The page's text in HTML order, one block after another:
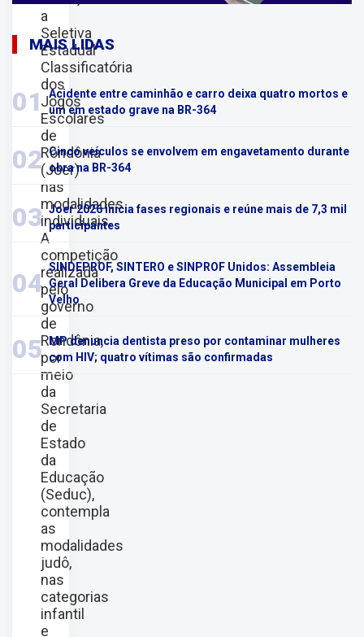
a
Seletiva
Estadual
Classificatória
dos
Jogos
Escolares
de
Rondônia
(Joer)
nas
modalidades
individuais.
A
competição
realizada
pelo
governo
de
Rondônia,
por
meio
da
Secretaria
de
Estado
da
Educação
(Seduc),
contempla
as
modalidades
judô,
nas
categorias
infantil
e
MAIS LIDAS
01 Acidente entre caminhão e carro deixa quatro mortos e
um em estado grave na BR-364
02 Cinco veículos se envolvem em engavetamento durante
obra na BR-364
03 Joer 2026 inicia fases regionais e reúne mais de 7,3 mil
participantes
04
SINDEPROF, SINTERO e SINPROF Unidos: Assembleia
Geral Delibera Greve da Educação Municipal em Porto
Velho
05
MP denuncia dentista preso por contaminar mulheres
com HIV; quatro vítimas são confirmadas